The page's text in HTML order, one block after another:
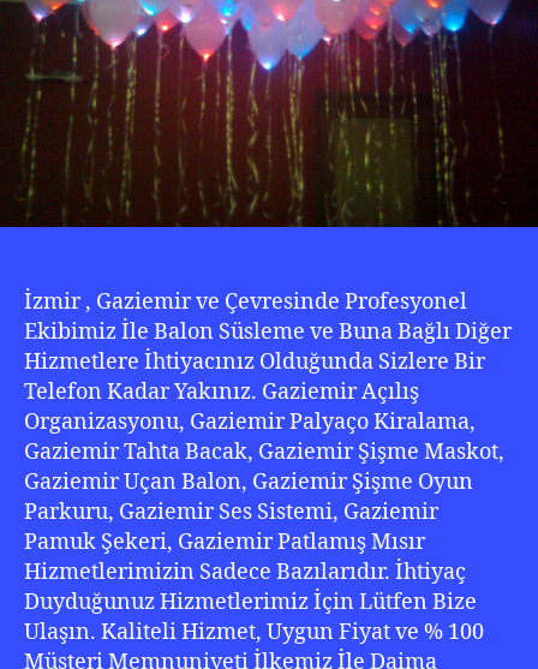
İzmir , Gaziemir ve Çevresinde Profesyonel
Ekibimiz İle Balon Süsleme ve Buna Bağlı Diğer
Hizmetlere İhtiyacınız Olduğunda Sizlere Bir
Telefon Kadar Yakınız. Gaziemir Açılış
Organizasyonu, Gaziemir Palyaço Kiralama,
Gaziemir Tahta Bacak, Gaziemir Şişme Maskot,
Gaziemir Uçan Balon, Gaziemir Şişme Oyun
Parkuru, Gaziemir Ses Sistemi, Gaziemir
Pamuk Şekeri, Gaziemir Patlamış Mısır
Hizmetlerimizin Sadece Bazılarıdır. İhtiyaç
Duyduğunuz Hizmetlerimiz İçin Lütfen Bize
Ulaşın. Kaliteli Hizmet, Uygun Fiyat ve % 100
Müşteri Memnuniyeti İlkemiz İle Daima